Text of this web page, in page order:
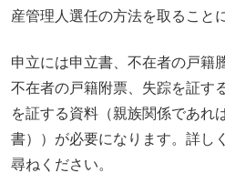
産管理人選任の方法を取ること
申立には申立書、不在者の戸籍
不在者の戸籍附票、失踪を証す
を証する資料（親族関係であれ
書））が必要になります。詳し
尋ねください。